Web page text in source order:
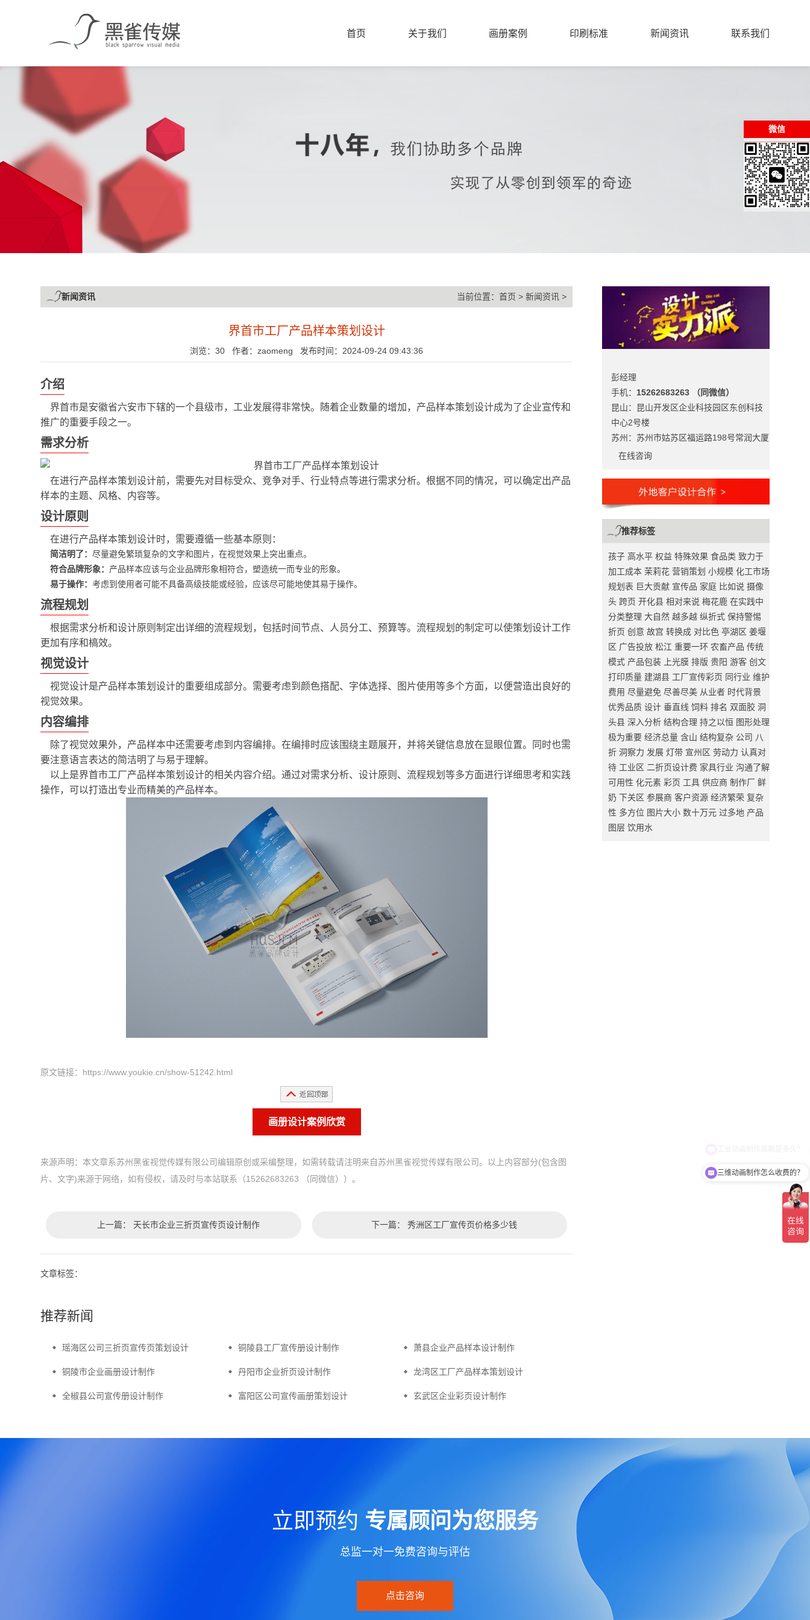
首页 关于我们 画册案例 印刷标准 新闻资讯 联系我们
新闻资讯 当前位置：首页 >新闻资讯 >
界首市工厂产品样本策划设计
浏览：30 作者：zaomeng 发布时间：2024-09-24 09:43:36
介绍
界首市是安徽省六安市下辖的一个县级市，工业发展得非常快。随着企业数量的增加，产品样本策划设计成为了企业宣传和
推广的重要手段之一。
需求分析
在进行产品样本策划设计前，需要先对目标受众、竞争对手、行业特点等进行需求分析。根据不同的情况，可以确定出产品
样本的主题、风格、内容等。
设计原则
在进行产品样本策划设计时，需要遵循一些基本原则：
简洁明了：尽量避免繁琐复杂的文字和图片，在视觉效果上突出重点。
符合品牌形象： 产品样本应该与企业品牌形象相符合，塑造统一而专业的形象。
易于操作：考虑到使用者可能不具备高级技能或经验，应该尽可能地使其易于操作。
流程规划
根据需求分析和设计原则制定出详细的流程规划，包括时间节点、人员分工、预算等。流程规划的制定可以使策划设计工作
更加有序和槁效。
视觉设计
视觉设计是产品样本策划设计的重要组成部分。需要考虑到颜色搭配、字体选择、图片使用等多个方面，以便营造出良好的
视觉效果。
内容编排
除了视觉效果外，产品样本中还需要考虑到内容编排。在编排时应该围绕主题展开，并将关键信息放在显眼位置。同时也需
要注意语言表达的简洁明了与易于理解。
以上是界首市工厂产品样本策划设计的相关内容介绍。通过对需求分析、设计原则、流程规划等多方面进行详细思考和实践
操作，可以打造出专业而精美的产品样本。
原文链接： https://www.youkie.cn/show-51242.html
画册设计案例欣赏
来源声明：本文章系苏州黑雀视觉传媒有限公司编辑原创或采编整理，如需转载请注明来自苏州黑雀视觉传媒有限公司。以上内容部分(包含图
片、文字)来源于网络，如有侵权，请及时与本站联系（15262683263 （同微信））。
上一篇： 天长市企业三折页宣传页设计制作 下一篇：秀洲区工厂宣传页价格多少钱
文章标签：
推荐新闻
瑶海区公司三折页宣传页策划设计 铜陵县工厂宣传册设计制作 萧县企业产品样本设计制作
铜陵市企业画册设计制作 丹阳市企业折页设计制作 龙湾区工厂产品样本策划设计
全椒县公司宣传册设计制作 富阳区公司宣传画册策划设计 玄武区企业彩页设计制作
彭经理
手机： 15262683263 （同微信）
昆山：昆山开发区企业科技园区东创科技
中心2号楼
苏州：苏州市姑苏区福运路198号常润大厦
在线咨询
推荐标签
孩子 高水平 权益 特殊效果 食品类 致力于
加工成本 茉莉花 营销策划 小规模 化工市场
规划表 巨大贡献 宣传品 家庭 比如说 摄像
头 跨页 开化县 相对来说 梅花鹿 在实践中
分类整理 大自然 越多越 纵折式 保持警惕
折页 创意 故宫 转换成 对比色 亭湖区 姜堰
区 广告投放 松江 重要一环 农畜产品 传统
模式 产品包装 上光膜 排版 贵阳 游客 创文
打印质量 建湖县 工厂宣传彩页 同行业 维护
费用 尽量避免 尽善尽美 从业者 时代背景
优秀品质 设计 垂直线 饲料 排名 双面胶 洞
头县 深入分析 结构合理 持之以恒 图形处理
极为重要 经济总量 含山 结构复杂 公司 八
折 洞察力 发展 灯带 宣州区 劳动力 认真对
待 工业区 二折页设计费 家具行业 沟通了解
可用性 化元素 彩页 工具 供应商 制作厂 鲜
奶 下关区 参展商 客户资源 经济繁荣 复杂
性 多方位 图片大小 数十万元 过多地 产品
图层 饮用水
立即预约 专属顾问为您服务
总监一对一免费咨询与评估
点击咨询
微信
三维动画制作怎么收费的？